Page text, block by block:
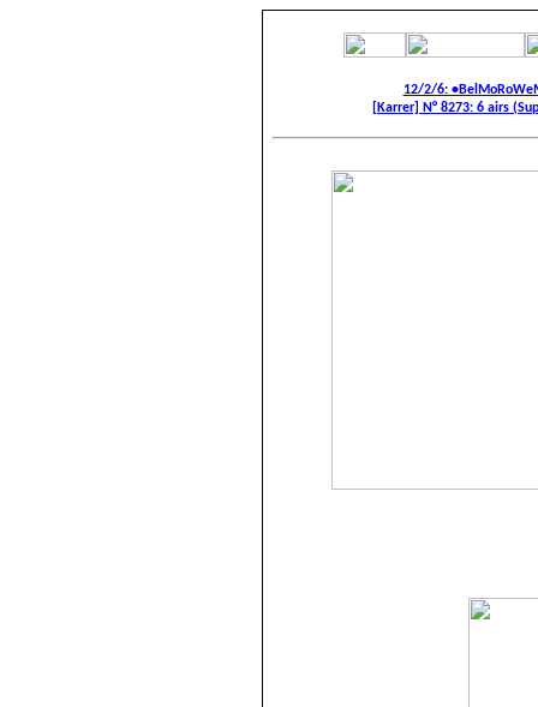
12/2/6:
[Karrer] N° 8273: 6 airs